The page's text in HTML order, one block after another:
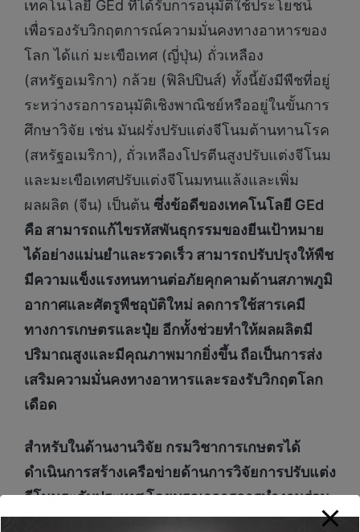
เทคโนโลยี GEd ที่ได้รับการอนุมัติใช้ประโยชน์
เพื่อรองรับวิกฤตการณ์ความมั่นคงทางอาหารของ
โลก ได้แก่ มะเขือเทศ (ญี่ปุ่น) ถั่วเหลือง
(สหรัฐอเมริกา) กล้วย (ฟิลิปปินส์) ทั้งนี้ยังมีพืชที่อยู่
ระหว่างรอการอนุมัติเชิงพาณิชย์หรืออยู่ในขั้นการ
ศึกษาวิจัย เช่น มันฝรั่งปรับแต่งจีโนมต้านทานโรค
(สหรัฐอเมริกา), ถั่วเหลืองโปรตีนสูงปรับแต่งจีโนม
และมะเขือเทศปรับแต่งจีโนมทนแล้งและเพิ่ม
ผลผลิต (จีน) เป็นต้น ซึ่งข้อดีของเทคโนโลยี GEd
คือ สามารถแก้ไขรหัสพันธุกรรมของยีนเป้าหมาย
ได้อย่างแม่นยำและรวดเร็ว สามารถปรับปรุงให้พืช
มีความแข็งแรงทนทานต่อภัยคุกคามด้านสภาพภูมิ
อากาศและศัตรูพืชอุบัติใหม่ ลดการใช้สารเคมี
ทางการเกษตรและปุ๋ย อีกทั้งช่วยทำให้ผลผลิตมี
ปริมาณสูงและมีคุณภาพมากยิ่งขึ้น ถือเป็นการส่ง
เสริมความมั่นคงทางอาหารและรองรับวิกฤตโลก
เดือด
สำหรับในด้านงานวิจัย กรมวิชาการเกษตรได้
ดำเนินการสร้างเครือข่ายด้านการวิจัยการปรับแต่ง
จีโนมระดับประเทศ โดยบูรณาการการทำงานร่วม
กับมหาวิทยาลัยและภาคราชการต่างๆเพื่อสร้าง